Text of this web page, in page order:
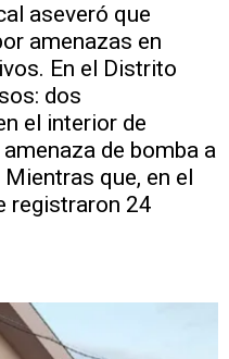
aseveró que
amenazas en
En el Distrito
dos
el interior de
de bomba a
que, en el
registraron 24